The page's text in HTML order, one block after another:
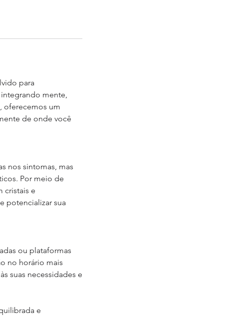
para
mente,
oferecemos um
de onde você
nos sintomas, mas
Por meio de
cristais e
potencializar sua
ou plataformas
no horário mais
suas necessidades e
e